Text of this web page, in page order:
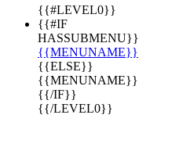
{{#LEVEL0}}
{{#IF
HASSUBMENU}}
{{MENUNAME}}
{{ELSE}}
{{MENUNAME}}
{{/IF}}
{{/LEVEL0}}